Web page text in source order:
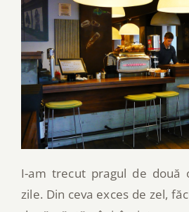
I-am trecut pragul de două
zile. Din ceva exces de zel,